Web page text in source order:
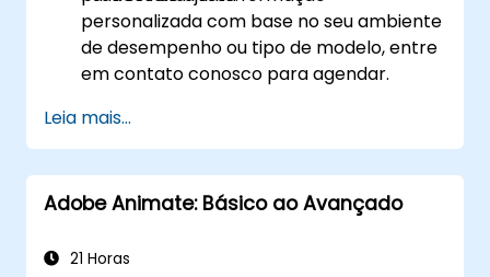
personalizada com base no seu ambiente
de desempenho ou tipo de modelo, entre
em contato conosco para agendar.
Leia mais...
Adobe Animate: Básico ao Avançado
21 Horas